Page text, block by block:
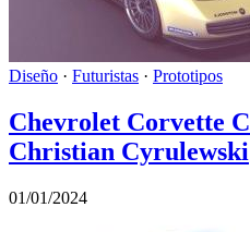
Diseño · Futuristas · Prototipos
Chevrolet Corvette
Christian Cyrulewski
01/01/2024